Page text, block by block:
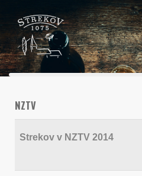
NZTV
Strekov v NZTV 2014